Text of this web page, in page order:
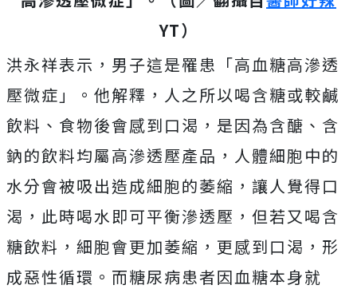
YT）
洪永祥表示，男子這是罹患「高血糖高滲透
壓微症」。他解釋，人之所以喝含糖或較鹹
飲料、食物後會感到口渴，是因為含醣、含
鈉的飲料均屬高滲透壓產品，人體細胞中的
水分會被吸出造成細胞的萎縮，讓人覺得口
渴，此時喝水即可平衡滲透壓，但若又喝含
糖飲料，細胞會更加萎縮，更感到口渴，形
成惡性循環。而糖尿病患者因血糖本身就